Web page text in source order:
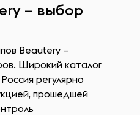
– выбор
Beautery –
Широкий каталог
регулярно
прошедшей